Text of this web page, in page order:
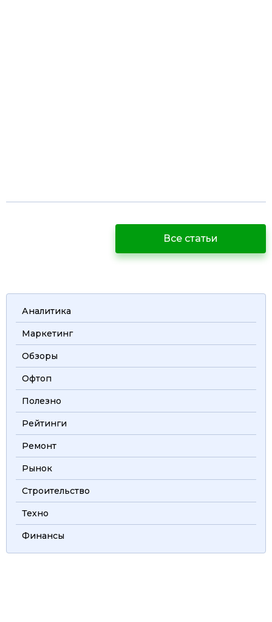
Все статьи
Аналитика
Маркетинг
Обзоры
Офтоп
Полезно
Рейтинги
Ремонт
Рынок
Строительство
Техно
Финансы